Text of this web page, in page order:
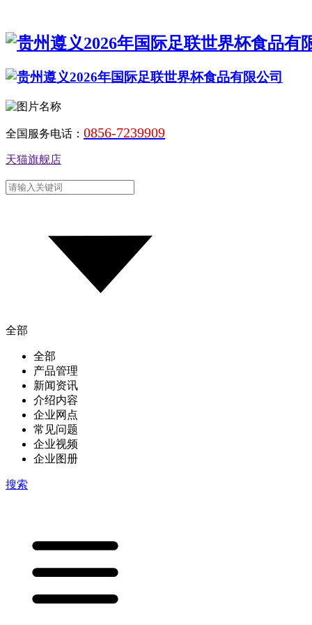
全国服务电话： 0856-7239909
天猫旗舰店
全部
全部
产品管理
新闻资讯
介绍内容
企业网点
常见问题
企业视频
企业图册
搜索